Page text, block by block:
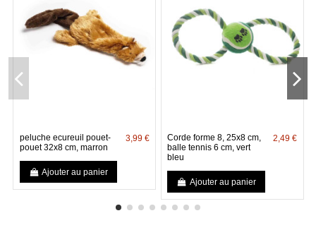
peluche ecureuil pouet-
pouet 32x8 cm, marron
3,99 €
Ajouter au panier
Corde forme 8, 25x8 cm,
balle tennis 6 cm, vert
bleu
2,49 €
Ajouter au panier